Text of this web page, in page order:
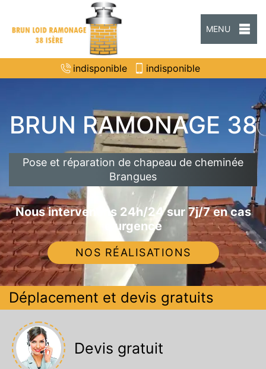
MENU
indisponible indisponible
BRUN RAMONAGE 38
Pose et réparation de chapeau de cheminée
Brangues
Nous intervenons 24h/24 sur 7j/7 en cas
d'urgence
NOS RÉALISATIONS
Déplacement et devis gratuits
Devis gratuit